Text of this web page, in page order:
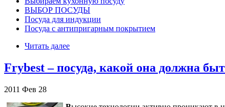
ВЫБОР ПОСУДЫ
Посуда для индукции
Посуда с антипригарным покрытием
Читать далее
Frybest – посуда, какой она должна
2011 Фев 28